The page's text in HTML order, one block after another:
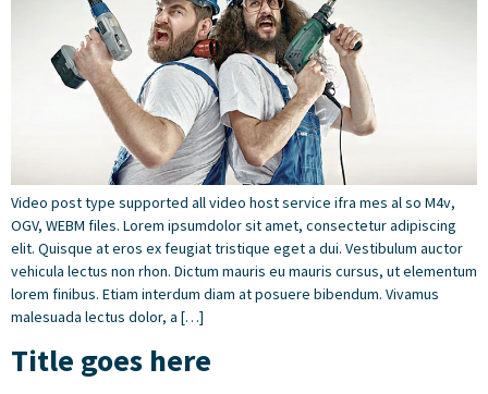
Video post type supported all video host service ifra mes al so M4v,
OGV, WEBM files. Lorem ipsumdolor sit amet, consectetur adipiscing
elit. Quisque at eros ex feugiat tristique eget a dui. Vestibulum auctor
vehicula lectus non rhon. Dictum mauris eu mauris cursus, ut elementum
lorem finibus. Etiam interdum diam at posuere bibendum. Vivamus
malesuada lectus dolor, a […]
Title goes here